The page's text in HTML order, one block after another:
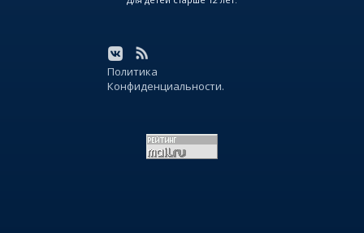
Политика
Конфиденциальности.